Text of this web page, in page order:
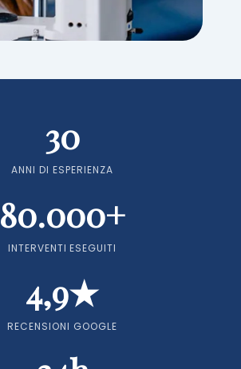
30
ANNI DI ESPERIENZA
80.000+
INTERVENTI ESEGUITI
4,9★
RECENSIONI GOOGLE